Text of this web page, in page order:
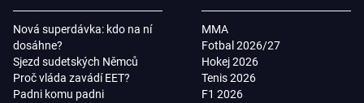
Nová superdávka: kdo na ní
dosáhne?
Sjezd sudetských Němců
Proč vláda zavádí EET?
Padni komu padni
MMA
Fotbal 2026/27
Hokej 2026
Tenis 2026
F1 2026